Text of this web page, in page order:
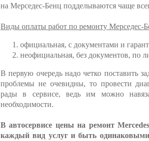
на Мерседес-Бенц подделываются чаще
Виды оплаты работ по ремонту Мерседес-
официальная, с документами и
неофициальная, без документов, по
В первую очередь надо четко поставить
проблемы не очевидны, то провести
рады в сервисе, ведь им можно
необходимости.
В автосервисе цены на ремонт
каждый вид услуг и быть